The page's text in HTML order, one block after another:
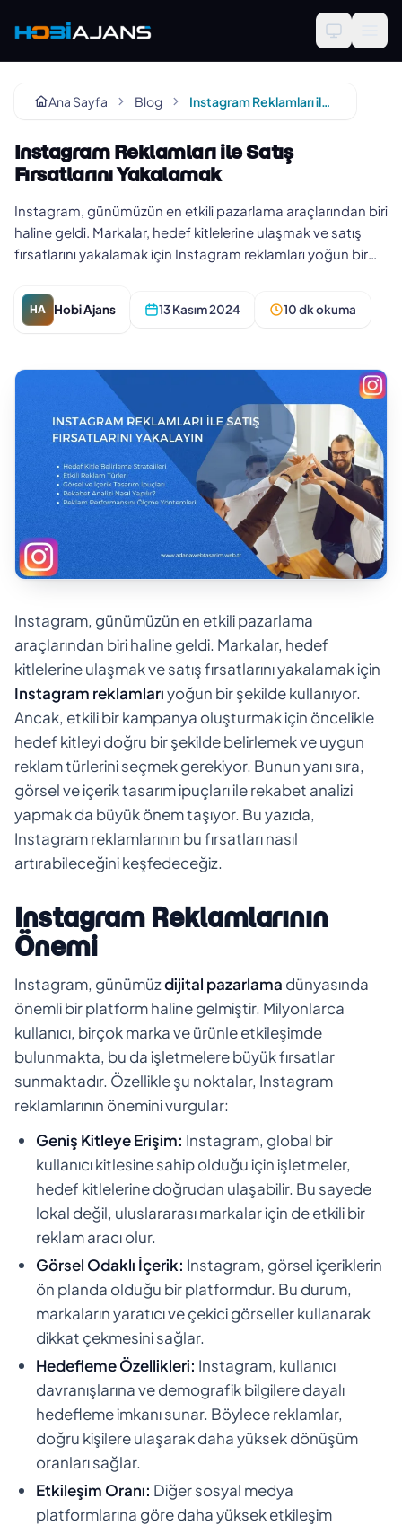
Ana Sayfa Blog Instagram Reklamları ile Satış Fırsatlarını Yakalamak
Instagram Reklamları ile Satış
Fırsatlarını Yakalamak
Instagram, günümüzün en etkili pazarlama araçlarından biri
haline geldi. Markalar, hedef kitlelerine ulaşmak ve satış
fırsatlarını yakalamak için Instagram reklamları yoğun bir
HA Hobi Ajans 13 Kasım 2024 10 dk okuma
Instagram, günümüzün en etkili pazarlama
araçlarından biri haline geldi. Markalar, hedef
kitlelerine ulaşmak ve satış fırsatlarını yakalamak için
Instagram reklamlarıyoğun bir şekilde kullanıyor.
Ancak, etkili bir kampanya oluşturmak için öncelikle
hedef kitleyi doğru bir şekilde belirlemek ve uygun
reklam türlerini seçmek gerekiyor. Bunun yanı sıra,
görsel ve içerik tasarım ipuçları ile rekabet analizi
yapmak da büyük önem taşıyor. Bu yazıda,
Instagram reklamlarının bu fırsatları nasıl
artırabileceğini keşfedeceğiz.
Instagram Reklamlarının
Önemi
Instagram, günümüzdijital pazarlama dünyasında
önemli bir platform haline gelmiştir. Milyonlarca
kullanıcı, birçok marka ve ürünle etkileşimde
bulunmakta, bu da işletmelere büyük fırsatlar
sunmaktadır. Özellikle şu noktalar, Instagram
reklamlarının önemini vurgular:
Geniş Kitleye Erişim: Instagram, global bir
kullanıcı kitlesine sahip olduğu için işletmeler,
hedef kitlelerine doğrudan ulaşabilir. Bu sayede
lokal değil, uluslararası markalar için de etkili bir
reklam aracı olur.
Görsel Odaklı İçerik: Instagram, görsel içeriklerin
ön planda olduğu bir platformdur. Bu durum,
markaların yaratıcı ve çekici görseller kullanarak
dikkat çekmesini sağlar.
Hedefleme Özellikleri: Instagram, kullanıcı
davranışlarına ve demografik bilgilere dayalı
hedefleme imkanı sunar. Böylece reklamlar,
doğru kişilere ulaşarak daha yüksek dönüşüm
oranları sağlar.
Etkileşim Oranı: Diğer sosyal medya
platformlarına göre daha yüksek etkileşim